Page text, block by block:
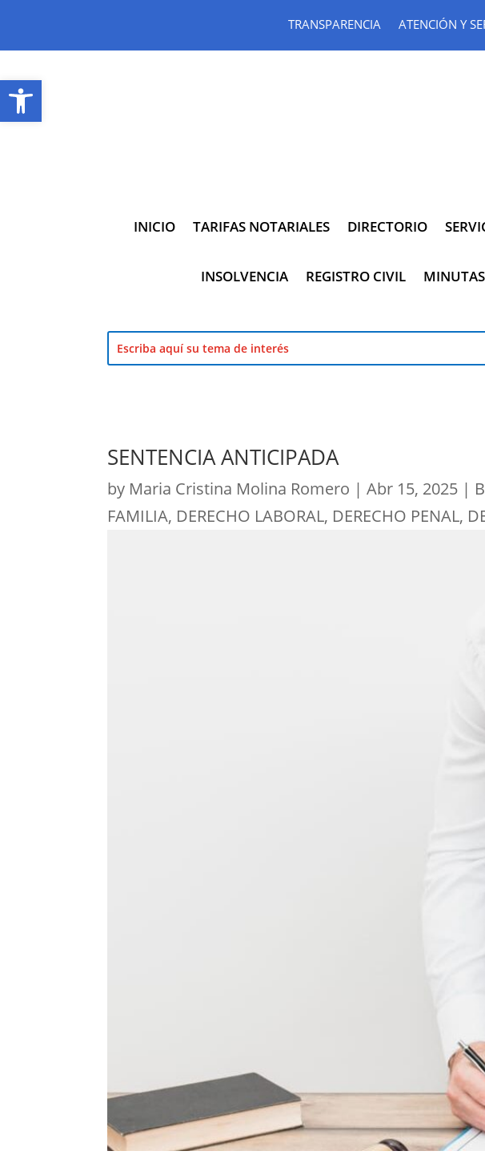
Abrir barra de herramientas
TRANSPARENCIA ATENCIÓN Y
INICIO TARIFAS NOTARIALES DIRECTORIO
INSOLVENCIA REGISTRO CIVIL MINUTAS
SENTENCIA ANTICIPADA
by Maria Cristina Molina Romero |Abr 15, 2025 |
FAMILIA, DERECHO LABORAL, DERECHO PENAL,